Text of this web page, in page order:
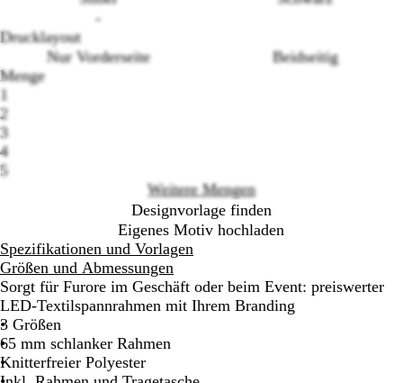
-
Drucklayout
Nur Vorderseite
Beidseitig
Menge
1
2
3
4
5
Weitere Mengen
Designvorlage finden
Eigenes Motiv hochladen
Spezifikationen und Vorlagen
Größen und Abmessungen
Sorgt für Furore im Geschäft oder beim Event: preiswerter
LED-Textilspannrahmen mit Ihrem Branding
3 Größen
65 mm schlanker Rahmen
Knitterfreier Polyester